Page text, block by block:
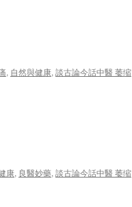
, 自然與健康, 談古論今話中醫 萎缩
康, 良醫妙藥, 談古論今話中醫 萎缩